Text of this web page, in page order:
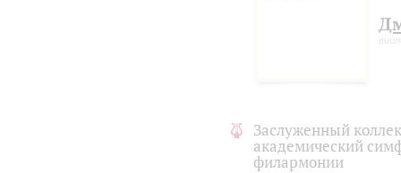
Заслуженный
академический
филармонии